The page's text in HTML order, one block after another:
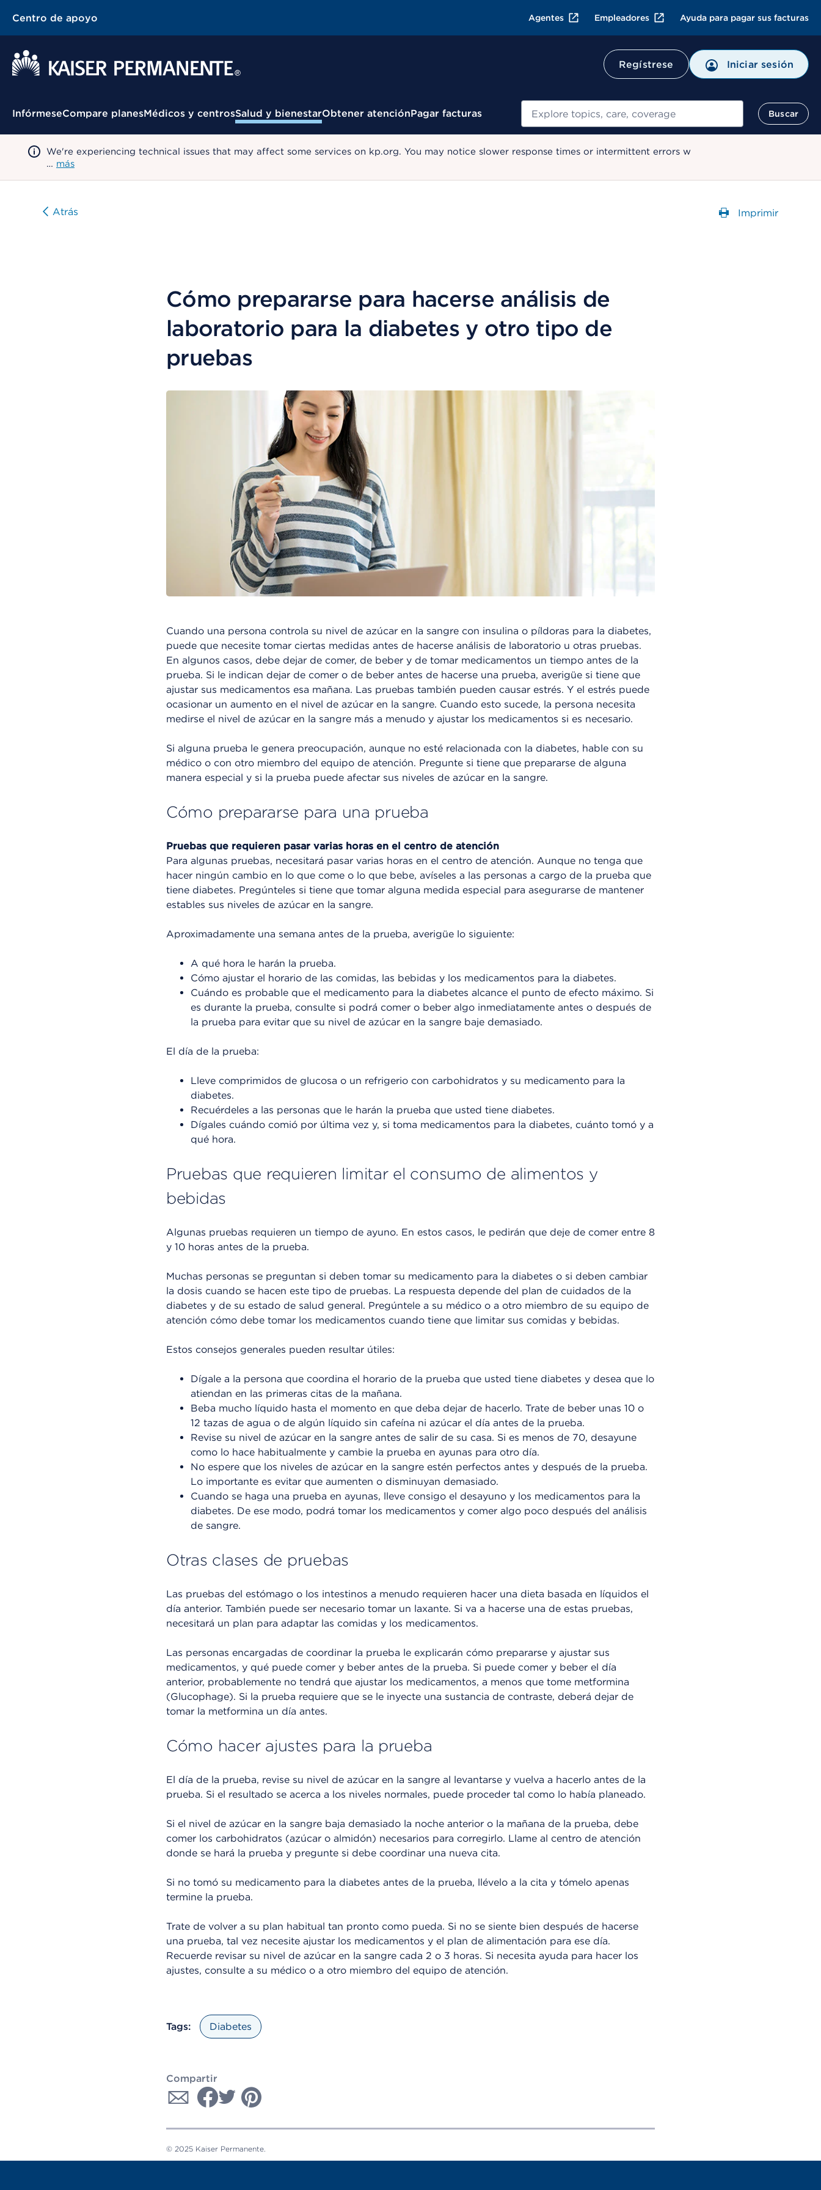
Centro de apoyo Agentes Empleadores Ayuda para pagar sus facturas
Regístrese Iniciar sesión
Menú contextual
InfórmeseCompare planesMédicos y centrosSalud y bienestarObtener atenciónPagar facturas Buscar
We're experiencing technical issues that may affect some services on kp.org. You may notice slower response times or intermittent errors w
… más
Atrás
Imprimir
Cómo prepararse para hacerse análisis de
laboratorio para la diabetes y otro tipo de
pruebas
Cuando una persona controla su nivel de azúcar en la sangre con insulina o píldoras para la diabetes,
puede que necesite tomar ciertas medidas antes de hacerse análisis de laboratorio u otras pruebas.
En algunos casos, debe dejar de comer, de beber y de tomar medicamentos un tiempo antes de la
prueba. Si le indican dejar de comer o de beber antes de hacerse una prueba, averigüe si tiene que
ajustar sus medicamentos esa mañana. Las pruebas también pueden causar estrés. Y el estrés puede
ocasionar un aumento en el nivel de azúcar en la sangre. Cuando esto sucede, la persona necesita
medirse el nivel de azúcar en la sangre más a menudo y ajustar los medicamentos si es necesario.
Si alguna prueba le genera preocupación, aunque no esté relacionada con la diabetes, hable con su
médico o con otro miembro del equipo de atención. Pregunte si tiene que prepararse de alguna
manera especial y si la prueba puede afectar sus niveles de azúcar en la sangre.
Cómo prepararse para una prueba
Pruebas que requieren pasar varias horas en el centro de atención
Para algunas pruebas, necesitará pasar varias horas en el centro de atención. Aunque no tenga que
hacer ningún cambio en lo que come o lo que bebe, avíseles a las personas a cargo de la prueba que
tiene diabetes. Pregúnteles si tiene que tomar alguna medida especial para asegurarse de mantener
estables sus niveles de azúcar en la sangre.
Aproximadamente una semana antes de la prueba, averigüe lo siguiente:
A qué hora le harán la prueba.
Cómo ajustar el horario de las comidas, las bebidas y los medicamentos para la diabetes.
Cuándo es probable que el medicamento para la diabetes alcance el punto de efecto máximo. Si
es durante la prueba, consulte si podrá comer o beber algo inmediatamente antes o después de
la prueba para evitar que su nivel de azúcar en la sangre baje demasiado.
El día de la prueba:
Lleve comprimidos de glucosa o un refrigerio con carbohidratos y su medicamento para la
diabetes.
Recuérdeles a las personas que le harán la prueba que usted tiene diabetes.
Dígales cuándo comió por última vez y, si toma medicamentos para la diabetes, cuánto tomó y a
qué hora.
Pruebas que requieren limitar el consumo de alimentos y
bebidas
Algunas pruebas requieren un tiempo de ayuno. En estos casos, le pedirán que deje de comer entre 8
y 10 horas antes de la prueba.
Muchas personas se preguntan si deben tomar su medicamento para la diabetes o si deben cambiar
la dosis cuando se hacen este tipo de pruebas. La respuesta depende del plan de cuidados de la
diabetes y de su estado de salud general. Pregúntele a su médico o a otro miembro de su equipo de
atención cómo debe tomar los medicamentos cuando tiene que limitar sus comidas y bebidas.
Estos consejos generales pueden resultar útiles:
Dígale a la persona que coordina el horario de la prueba que usted tiene diabetes y desea que lo
atiendan en las primeras citas de la mañana.
Beba mucho líquido hasta el momento en que deba dejar de hacerlo. Trate de beber unas 10 o
12 tazas de agua o de algún líquido sin cafeína ni azúcar el día antes de la prueba.
Revise su nivel de azúcar en la sangre antes de salir de su casa. Si es menos de 70, desayune
como lo hace habitualmente y cambie la prueba en ayunas para otro día.
No espere que los niveles de azúcar en la sangre estén perfectos antes y después de la prueba.
Lo importante es evitar que aumenten o disminuyan demasiado.
Cuando se haga una prueba en ayunas, lleve consigo el desayuno y los medicamentos para la
diabetes. De ese modo, podrá tomar los medicamentos y comer algo poco después del análisis
de sangre.
Otras clases de pruebas
Las pruebas del estómago o los intestinos a menudo requieren hacer una dieta basada en líquidos el
día anterior. También puede ser necesario tomar un laxante. Si va a hacerse una de estas pruebas,
necesitará un plan para adaptar las comidas y los medicamentos.
Las personas encargadas de coordinar la prueba le explicarán cómo prepararse y ajustar sus
medicamentos, y qué puede comer y beber antes de la prueba. Si puede comer y beber el día
anterior, probablemente no tendrá que ajustar los medicamentos, a menos que tome metformina
(Glucophage). Si la prueba requiere que se le inyecte una sustancia de contraste, deberá dejar de
tomar la metformina un día antes.
Cómo hacer ajustes para la prueba
El día de la prueba, revise su nivel de azúcar en la sangre al levantarse y vuelva a hacerlo antes de la
prueba. Si el resultado se acerca a los niveles normales, puede proceder tal como lo había planeado.
Si el nivel de azúcar en la sangre baja demasiado la noche anterior o la mañana de la prueba, debe
comer los carbohidratos (azúcar o almidón) necesarios para corregirlo. Llame al centro de atención
donde se hará la prueba y pregunte si debe coordinar una nueva cita.
Si no tomó su medicamento para la diabetes antes de la prueba, llévelo a la cita y tómelo apenas
termine la prueba.
Trate de volver a su plan habitual tan pronto como pueda. Si no se siente bien después de hacerse
una prueba, tal vez necesite ajustar los medicamentos y el plan de alimentación para ese día.
Recuerde revisar su nivel de azúcar en la sangre cada 2 o 3 horas. Si necesita ayuda para hacer los
ajustes, consulte a su médico o a otro miembro del equipo de atención.
Tags: Diabetes
Compartir
© 2025 Kaiser Permanente.